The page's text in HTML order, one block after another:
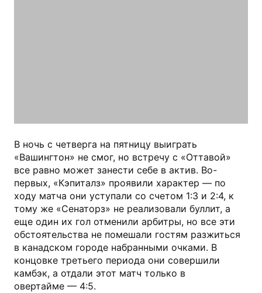
В ночь с четверга на пятницу выиграть
«Вашингтон» не смог, но встречу с «Оттавой»
все равно может занести себе в актив. Во-
первых, «Кэпиталз» проявили характер — по
ходу матча они уступали со счетом 1:3 и 2:4, к
тому же «Сенаторз» не реализовали буллит, а
еще один их гол отменили арбитры, но все эти
обстоятельства не помешали гостям разжиться
в канадском городе набранными очками. В
концовке третьего периода они совершили
камбэк, а отдали этот матч только в
овертайме — 4:5.